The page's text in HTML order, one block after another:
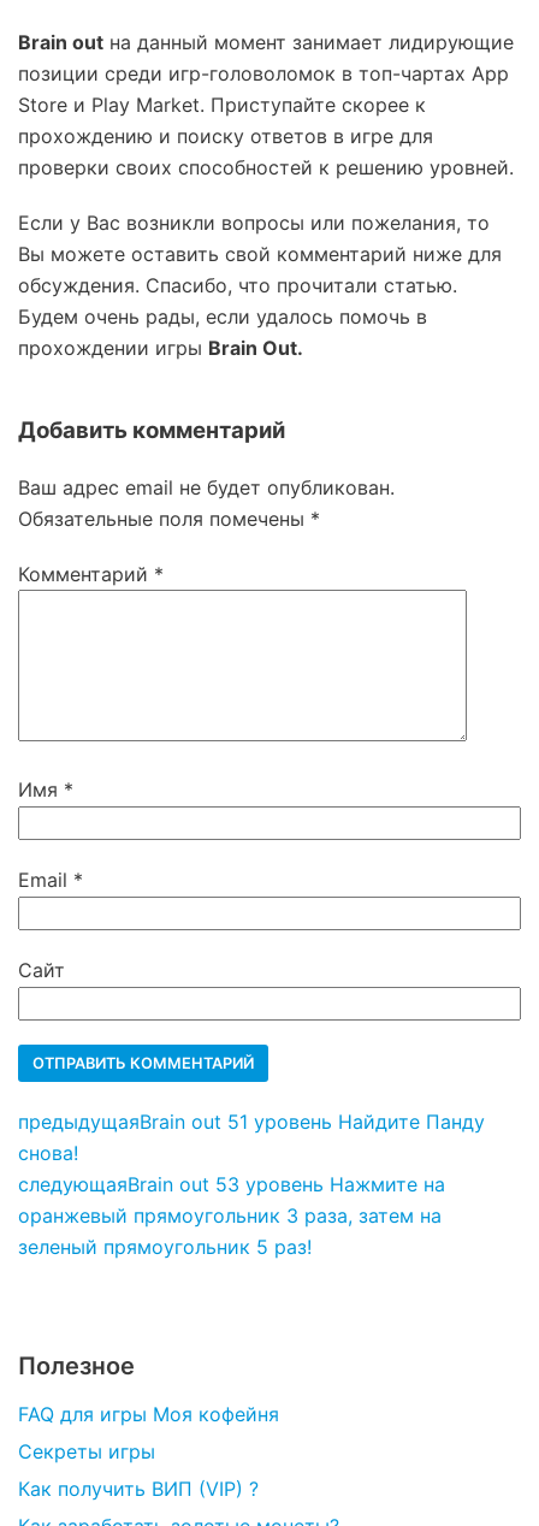
Brain out на данный момент занимает лидирующие
позиции среди игр-головоломок в топ-чартах App
Store и Play Market. Приступайте скорее к
прохождению и поиску ответов в игре для
проверки своих способностей к решению уровней.
Если у Вас возникли вопросы или пожелания, то
Вы можете оставить свой комментарий ниже для
обсуждения. Спасибо, что прочитали статью.
Будем очень рады, если удалось помочь в
прохождении игры Brain Out.
Добавить комментарий
Ваш адрес email не будет опубликован.
Обязательные поля помечены *
Комментарий *
Имя *
Email *
Сайт
предыдущаяBrain out 51 уровень Найдите Панду
снова!
следующаяBrain out 53 уровень Нажмите на
оранжевый прямоугольник 3 раза, затем на
зеленый прямоугольник 5 раз!
Полезное
FAQ для игры Моя кофейня
Секреты игры
Как получить ВИП (VIP) ?